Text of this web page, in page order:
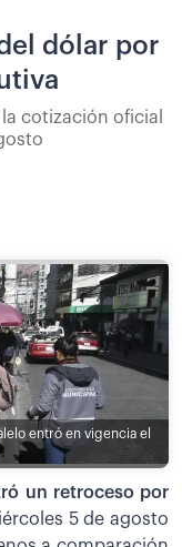
dólar por
cotización oficial
entró en vigencia el
un retroceso por
5 de agosto